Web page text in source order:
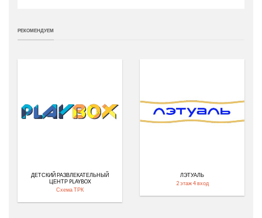
РЕКОМЕНДУЕМ
ДЕТСКИЙ РАЗВЛЕКАТЕЛЬНЫЙ
ЦЕНТР PLAYBOX
Схема ТРК
ЛЭТУАЛЬ
2 этаж 4 вход